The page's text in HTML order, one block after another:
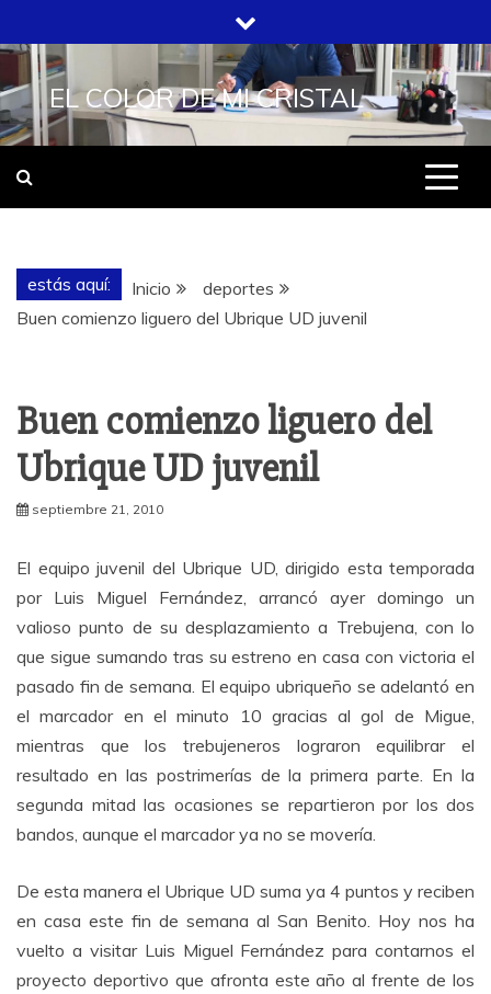
al
contenido
EL COLOR DE MI CRISTAL
estás aquí: Inicio
deportes
Buen comienzo liguero del Ubrique UD juvenil
Buen comienzo liguero del
Ubrique UD juvenil
septiembre 21, 2010
El equipo juvenil del Ubrique UD, dirigido esta temporada
por Luis Miguel Fernández, arrancó ayer domingo un
valioso punto de su desplazamiento a Trebujena, con lo
que sigue sumando tras su estreno en casa con victoria el
pasado fin de semana. El equipo ubriqueño se adelantó en
el marcador en el minuto 10 gracias al gol de Migue,
mientras que los trebujeneros lograron equilibrar el
resultado en las postrimerías de la primera parte. En la
segunda mitad las ocasiones se repartieron por los dos
bandos, aunque el marcador ya no se movería.
De esta manera el Ubrique UD suma ya 4 puntos y reciben
en casa este fin de semana al San Benito. Hoy nos ha
vuelto a visitar Luis Miguel Fernández para contarnos el
proyecto deportivo que afronta este año al frente de los